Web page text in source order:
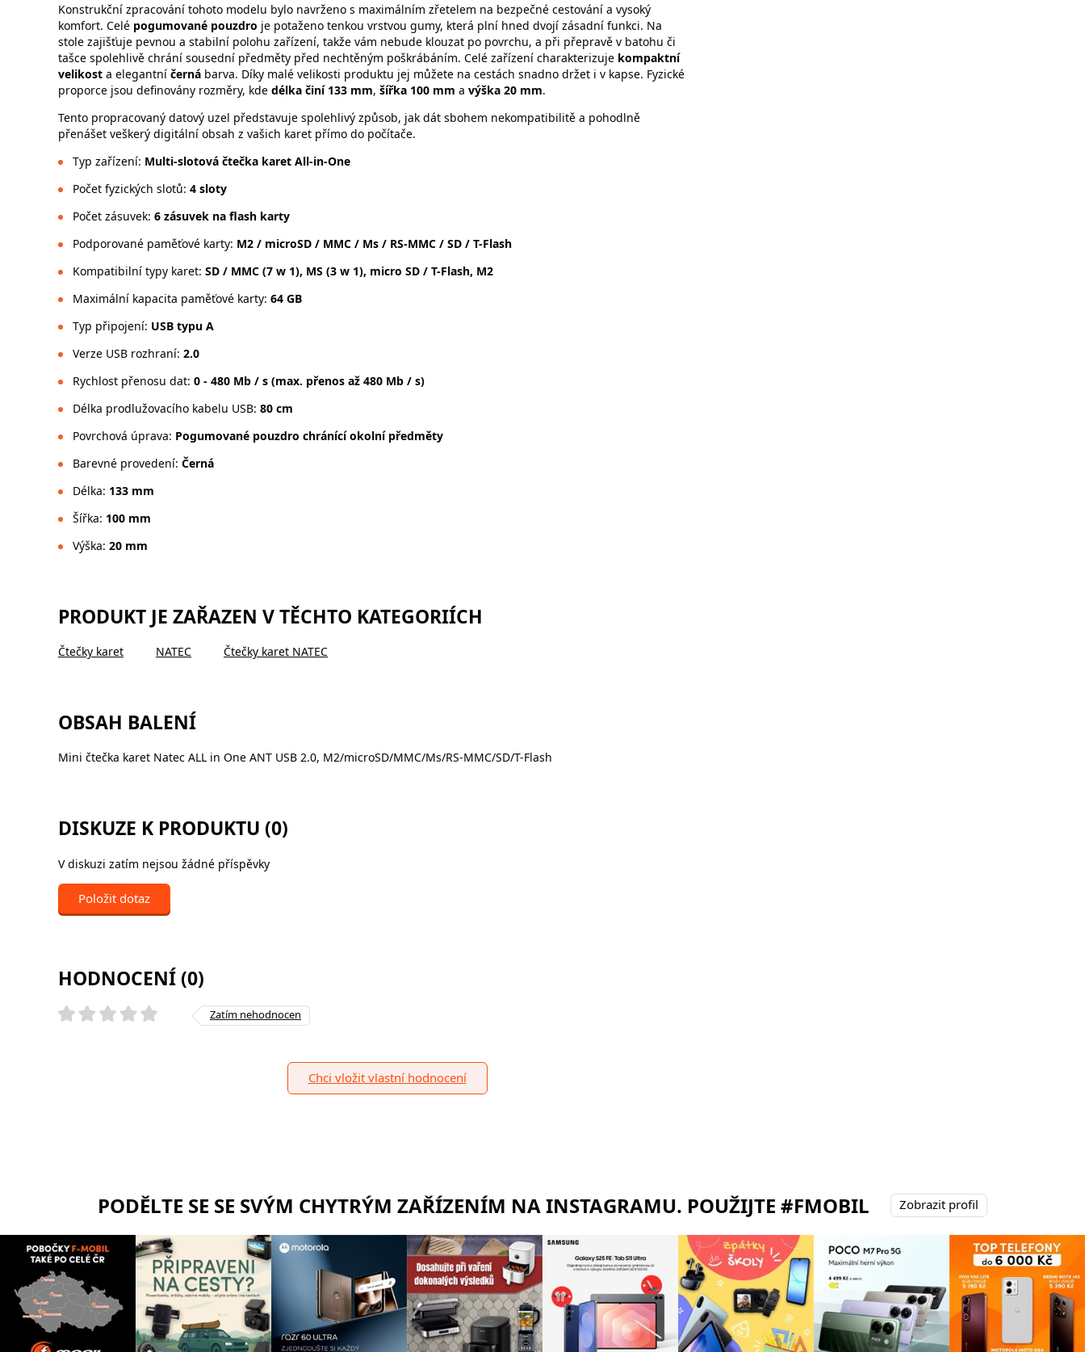
Konstrukční zpracování tohoto modelu bylo navrženo s maximálním zřetelem na bezpečné cestování a vysoký
komfort. Celé pogumované pouzdro je potaženo tenkou vrstvou gumy, která plní hned dvojí zásadní funkci. Na
stole zajišťuje pevnou a stabilní polohu zařízení, takže vám nebude klouzat po povrchu, a při přepravě v batohu či
tašce spolehlivě chrání sousední předměty před nechtěným poškrábáním. Celé zařízení charakterizuje kompaktní
velikost a elegantní černá barva. Díky malé velikosti produktu jej můžete na cestách snadno držet i v kapse. Fyzické
proporce jsou definovány rozměry, kde délka činí 133 mm, šířka 100 mm a výška 20 mm.
Tento propracovaný datový uzel představuje spolehlivý způsob, jak dát sbohem nekompatibilitě a pohodlně
přenášet veškerý digitální obsah z vašich karet přímo do počítače.
Typ zařízení: Multi-slotová čtečka karet All-in-One
Počet fyzických slotů: 4 sloty
Počet zásuvek: 6 zásuvek na flash karty
Podporované paměťové karty: M2 / microSD / MMC / Ms / RS-MMC / SD / T-Flash
Kompatibilní typy karet: SD / MMC (7 w 1), MS (3 w 1), micro SD / T-Flash, M2
Maximální kapacita paměťové karty: 64 GB
Typ připojení: USB typu A
Verze USB rozhraní: 2.0
Rychlost přenosu dat: 0 - 480 Mb / s (max. přenos až 480 Mb / s)
Délka prodlužovacího kabelu USB: 80 cm
Povrchová úprava: Pogumované pouzdro chránící okolní předměty
Barevné provedení: Černá
Délka: 133 mm
Šířka: 100 mm
Výška: 20 mm
PRODUKT JE ZAŘAZEN V TĚCHTO KATEGORIÍCH
Čtečky karet NATEC Čtečky karet NATEC
OBSAH BALENÍ
Mini čtečka karet Natec ALL in One ANT USB 2.0, M2/microSD/MMC/Ms/RS-MMC/SD/T-Flash
DISKUZE K PRODUKTU (0)
V diskuzi zatím nejsou žádné příspěvky
Položit dotaz
HODNOCENÍ (0)
Zatím nehodnocen
Chci vložit vlastní hodnocení
PODĚLTE SE SE SVÝM CHYTRÝM ZAŘÍZENÍM NA INSTAGRAMU. POUŽIJTE #FMOBIL Zobrazit profil